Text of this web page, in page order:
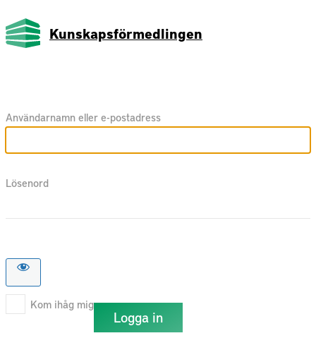
Kunskapsförmedlingen
Användarnamn eller e-postadress
Lösenord
Kom ihåg mig